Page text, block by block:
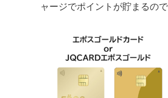
ャージでポイントが貯まるの